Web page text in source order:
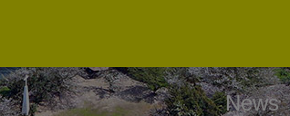
News